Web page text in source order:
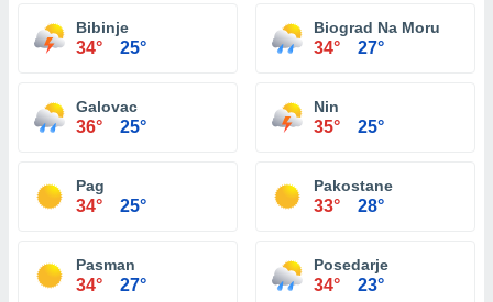
Bibinje
34° 25°
Biograd Na Moru
34° 27°
Galovac
36° 25°
Nin
35° 25°
Pag
34° 25°
Pakostane
33° 28°
Pasman
34° 27°
Posedarje
34° 23°